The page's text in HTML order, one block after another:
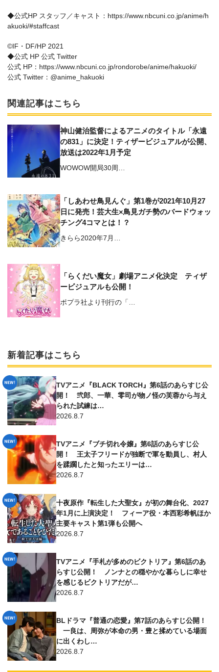
◆公式HP スタッフ／キャスト：https://www.nbcuni.co.jp/anime/h
akuoki/#staffcast
©IF・DF/HP 2021
◆公式 HP 公式 Twitter
公式 HP：https://www.nbcuni.co.jp/rondorobe/anime/hakuoki/
公式 Twitter：@anime_hakuoki
関連記事はこちら
神山健治監督によるアニメのタイトル「永遠
の831」に決定！ティザービジュアルが公開、
放送は2022年1月予定
WOWOW開局30周…
「しあわせ鳥見んぐ」第1巻が2021年10月27
日に発売！芸大生×鳥見ガチ勢のバードウォッ
チング4コマとは！？
きらら2020年7月…
「らくだい魔女」劇場アニメ化決定 ティザ
ービジュアルも公開！
ポプラ社より刊行の「…
新着記事はこちら
TVアニメ『BLACK TORCH』第6話のあらすじ公
開！ 弐郎、一華、零司が物ノ怪の芙蓉から与え
られた試練は…
2026.8.7
TVアニメ『ブチ切れ令嬢』第6話のあらすじ公
開！ 王太子フリードが独断で軍を動員し、村人
を蹂躙したと知ったエリーは…
2026.8.7
十夜原作『転生した大聖女』が初の舞台化、2027
年1月に上演決定！ フィーア役・本西彩希帆ほか
主要キャスト第1弾も公開へ
2026.8.7
TVアニメ『手札が多めのビクトリア』第6話のあ
らすじ公開！ ノンナとの穏やかな暮らしに幸せ
を感じるビクトリアだが…
2026.8.7
BLドラマ『普通の恋愛』第7話のあらすじ公開！
一良は、周弥が本命の男・豊と揉めている場面
に出くわし…
2026.8.7